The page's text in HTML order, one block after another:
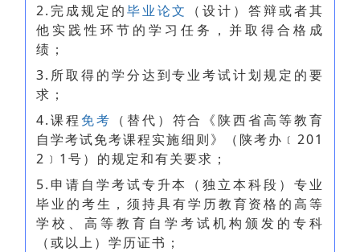
2.完成规定的毕业论文
（设计）答辩或者其
他实践性环节的学习任务，并取得合格成
绩；
3.所取得的学分达到专业考试计划规定的要
求；
4.课程 免考 （替代）符合《陕西省高等教育
自学考试免考课程实施细则》（陕考办﹝201
2﹞1号）的规定和有关要求；
5.申请自学考试专升本（独立本科段）专业
毕业的考生，须持具有学历教育资格的高等
学校、高等教育自学考试机构颁发的专科
（或以上）学历证书；